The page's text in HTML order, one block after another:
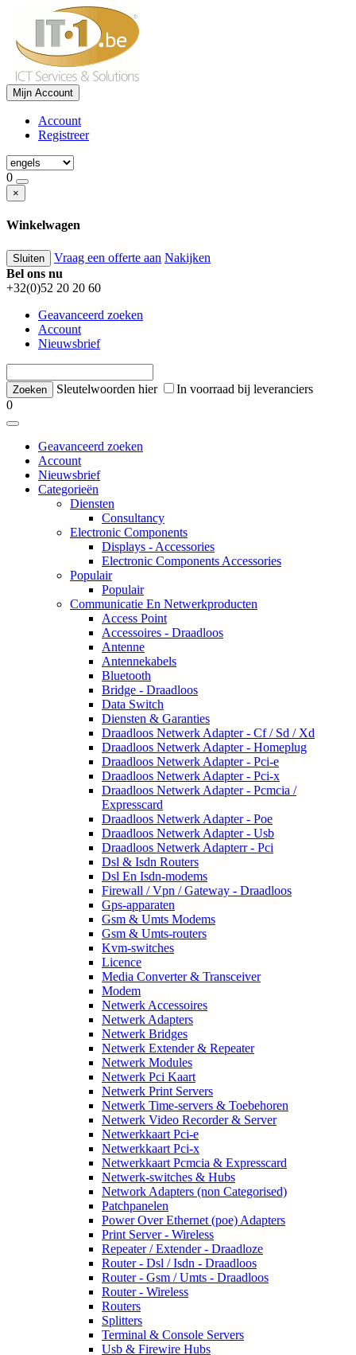
Mijn Account
Account
Registreer
0
×
Winkelwagen
Sluiten Vraag een offerte aan Nakijken
Bel ons nu
+32(0)52 20 20 60
Geavanceerd zoeken
Account
Nieuwsbrief
Sleutelwoorden hier
In voorraad bij leveranciers
0
Geavanceerd zoeken
Account
Nieuwsbrief
Categorieën
Diensten
Consultancy
Electronic Components
Displays - Accessories
Electronic Components Accessories
Populair
Populair
Communicatie En Netwerkproducten
Access Point
Accessoires - Draadloos
Antenne
Antennekabels
Bluetooth
Bridge - Draadloos
Data Switch
Diensten & Garanties
Draadloos Netwerk Adapter - Cf / Sd / Xd
Draadloos Netwerk Adapter - Homeplug
Draadloos Netwerk Adapter - Pci-e
Draadloos Netwerk Adapter - Pci-x
Draadloos Netwerk Adapter - Pcmcia /
Expresscard
Draadloos Netwerk Adapter - Poe
Draadloos Netwerk Adapter - Usb
Draadloos Netwerk Adapterr - Pci
Dsl & Isdn Routers
Dsl En Isdn-modems
Firewall / Vpn / Gateway - Draadloos
Gps-apparaten
Gsm & Umts Modems
Gsm & Umts-routers
Kvm-switches
Licence
Media Converter & Transceiver
Modem
Netwerk Accessoires
Netwerk Adapters
Netwerk Bridges
Netwerk Extender & Repeater
Netwerk Modules
Netwerk Pci Kaart
Netwerk Print Servers
Netwerk Time-servers & Toebehoren
Netwerk Video Recorder & Server
Netwerkkaart Pci-e
Netwerkkaart Pci-x
Netwerkkaart Pcmcia & Expresscard
Netwerk-switches & Hubs
Network Adapters (non Categorised)
Patchpanelen
Power Over Ethernet (poe) Adapters
Print Server - Wireless
Repeater / Extender - Draadloze
Router - Dsl / Isdn - Draadloos
Router - Gsm / Umts - Draadloos
Router - Wireless
Routers
Splitters
Terminal & Console Servers
Usb & Firewire Hubs